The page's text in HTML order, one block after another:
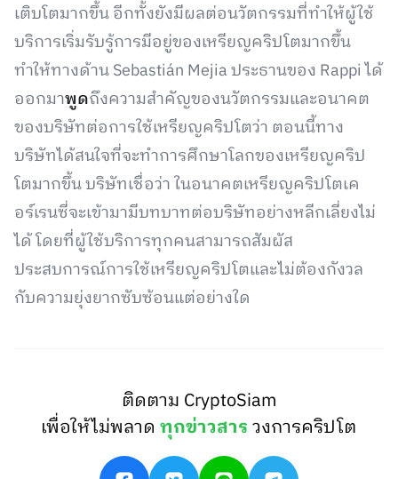
เติบโตมากขึ้น อีกทั้งยังมีผลต่อนวัตกรรมที่ทำให้ผู้ใช้
บริการเริ่มรับรู้การมีอยู่ของเหรียญคริปโตมากขึ้น
ทำให้ทางด้าน Sebastián Mejia ประธานของ Rappi ได้
ออกมาพูดถึงความสำคัญของนวัตกรรมและอนาคต
ของบริษัทต่อการใช้เหรียญคริปโตว่า ตอนนี้ทาง
บริษัทได้สนใจที่จะทำการศึกษาโลกของเหรียญคริป
โตมากขึ้น บริษัทเชื่อว่า ในอนาคตเหรียญคริปโตเค
อร์เรนซี่จะเข้ามามีบทบาทต่อบริษัทอย่างหลีกเลี่ยงไม่
ได้ โดยที่ผู้ใช้บริการทุกคนสามารถสัมผัส
ประสบการณ์การใช้เหรียญคริปโตและไม่ต้องกังวล
กับความยุ่งยากซับซ้อนแต่อย่างใด
ติดตาม CryptoSiam
เพื่อให้ไม่พลาดทุกข่าวสารวงการคริปโต